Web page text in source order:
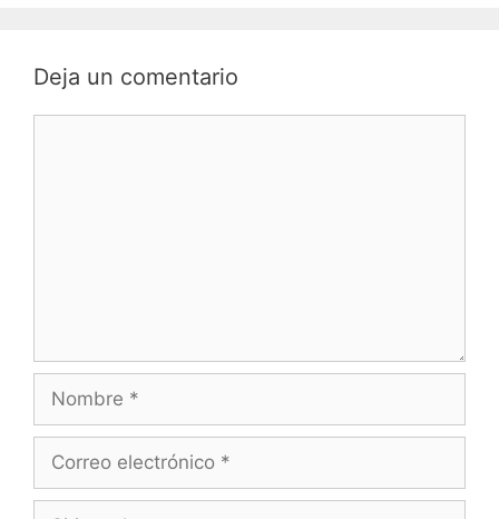
Deja un comentario
electrónico